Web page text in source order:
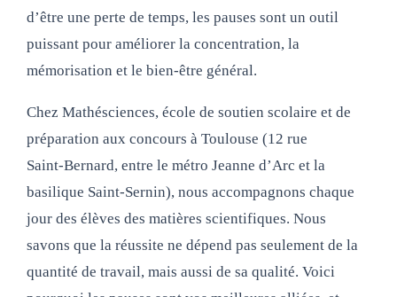
d’être une perte de temps, les pauses sont un outil
puissant pour améliorer la concentration, la
mémorisation et le bien-être général.
Chez Mathésciences, école de soutien scolaire et de
préparation aux concours à Toulouse (12 rue
Saint‑Bernard, entre le métro Jeanne d’Arc et la
basilique Saint‑Sernin), nous accompagnons chaque
jour des élèves des matières scientifiques. Nous
savons que la réussite ne dépend pas seulement de la
quantité de travail, mais aussi de sa qualité. Voici